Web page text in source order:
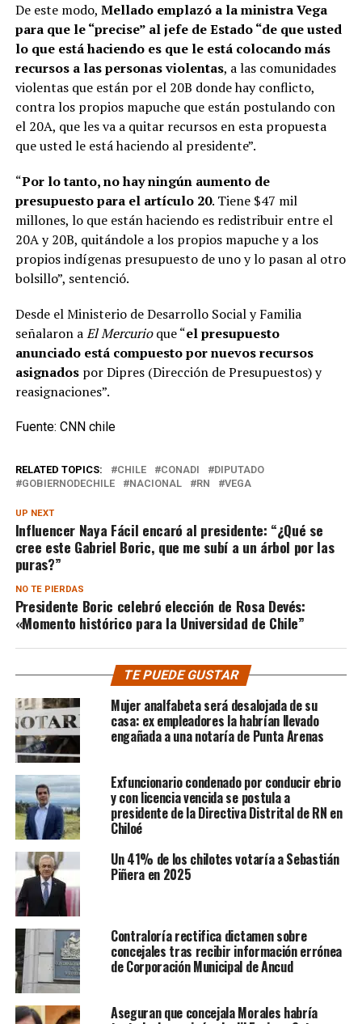
De este modo, Mellado emplazó a la ministra Vega
para que le “precise” al jefe de Estado “de que usted
lo que está haciendo es que le está colocando más
recursos a las personas violentas, a las comunidades
violentas que están por el 20B donde hay conflicto,
contra los propios mapuche que están postulando con
el 20A, que les va a quitar recursos en esta propuesta
que usted le está haciendo al presidente”.
“Por lo tanto, no hay ningún aumento de
presupuesto para el artículo 20. Tiene $47 mil
millones, lo que están haciendo es redistribuir entre el
20A y 20B, quitándole a los propios mapuche y a los
propios indígenas presupuesto de uno y lo pasan al otro
bolsillo”, sentenció.
Desde el Ministerio de Desarrollo Social y Familia
señalaron aEl Mercurioque “el presupuesto
anunciado está compuesto por nuevos recursos
asignadospor Dipres (Dirección de Presupuestos) y
reasignaciones”.
Fuente: CNN chile
RELATED TOPICS: CHILE CONADI
DIPUTADO
GOBIERNODECHILE
NACIONAL RN VEGA
UP NEXT
Influencer Naya Fácil encaró al presidente: “¿Qué se
cree este Gabriel Boric, que me subí a un árbol por las
puras?”
NO TE PIERDAS
Presidente Boric celebró elección de Rosa Devés:
«Momento histórico para la Universidad de Chile”
TE PUEDE GUSTAR
Mujer analfabeta será desalojada de su
casa: ex empleadores la habrían llevado
engañada a una notaría de Punta Arenas
Exfuncionario condenado por conducir ebrio
y con licencia vencida se postula a
presidente de la Directiva Distrital de RN en
Chiloé
Un 41% de los chilotes votaría a Sebastián
Piñera en 2025
Contraloría rectifica dictamen sobre
concejales tras recibir información errónea
de Corporación Municipal de Ancud
Aseguran que concejala Morales habría